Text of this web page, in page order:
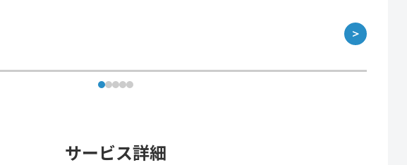
＞
サービス詳細